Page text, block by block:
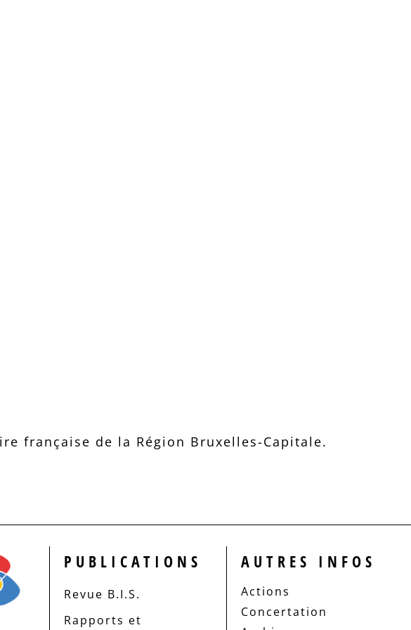
française de la Région Bruxelles-Capitale.
PUBLICATIONS
Revue B.I.S.
Rapports et
AUTRES INFOS
Actions
Concertation